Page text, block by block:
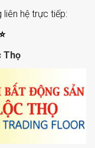
liên hệ trực tiếp:
Thọ